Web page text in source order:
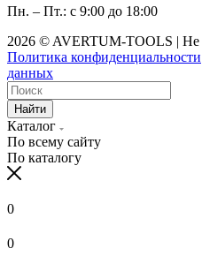
Пн. – Пт.: с 9:00 до 18:00
2026 © AVERTUM-TOOLS | Не
Политика конфиденциальности
данных
Найти
Каталог
По всему сайту
По каталогу
0
0